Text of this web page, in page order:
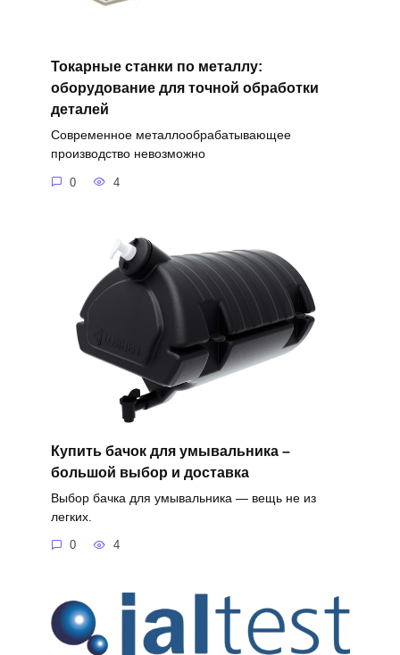
Токарные станки по металлу:
оборудование для точной обработки
деталей
Современное металлообрабатывающее
производство невозможно
0 4
Купить бачок для умывальника –
большой выбор и доставка
Выбор бачка для умывальника — вещь не из
легких.
0 4